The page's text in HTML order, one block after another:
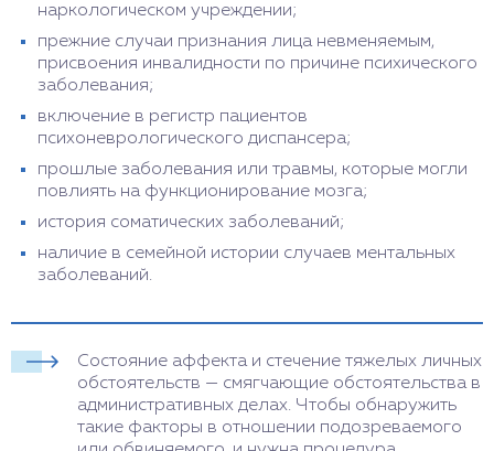
наркологическом учреждении;
прежние случаи признания лица невменяемым,
присвоения инвалидности по причине психического
заболевания;
включение в регистр пациентов
психоневрологического диспансера;
прошлые заболевания или травмы, которые могли
повлиять на функционирование мозга;
история соматических заболеваний;
наличие в семейной истории случаев ментальных
заболеваний.
Состояние аффекта и стечение тяжелых личных
обстоятельств — смягчающие обстоятельства в
административных делах. Чтобы обнаружить
такие факторы в отношении подозреваемого